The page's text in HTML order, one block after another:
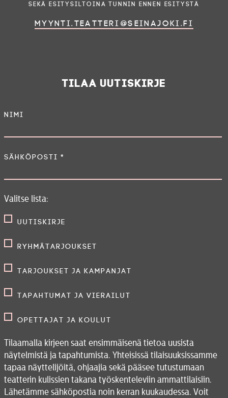
sekä esitysiltoina tunnin ennen esitystä
myynti.teatteri@seinajoki.fi
Tilaa uutiskirje
Nimi
Sähköposti *
Valitse lista:
Uutiskirje
Ryhmätarjoukset
Tarjoukset ja kampanjat
Tapahtumat ja vierailut
Opettajat ja koulut
Tilaamalla kirjeen saat ensimmäisenä tietoa uusista
näytelmistä ja tapahtumista. Yhteisissä tilaisuuksissamme
tapaa näyttelijöitä, ohjaajia sekä pääsee tutustumaan
teatterin kulissien takana työskenteleviin ammattilaisiin.
Lähetämme sähköpostia noin kerran kuukaudessa. Voit